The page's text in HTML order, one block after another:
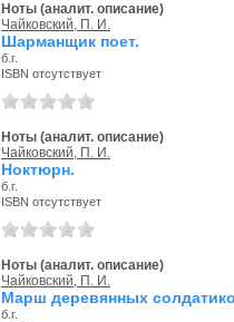
Ноты (аналит. описание)
Чайковский, П. И.
Шарманщик поет.
б.г.
ISBN отсутствует
Ноты (аналит. описание)
Чайковский, П. И.
Ноктюрн.
б.г.
ISBN отсутствует
Ноты (аналит. описание)
Чайковский, П. И.
Марш деревянных
б.г.